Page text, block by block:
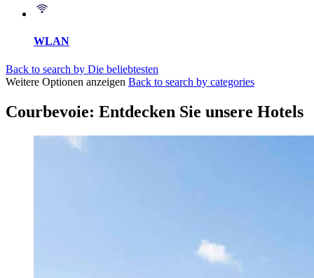
WLAN
Back to search by Die beliebtesten
Weitere Optionen anzeigen Back to search by categories
Courbevoie: Entdecken Sie unsere Hotels